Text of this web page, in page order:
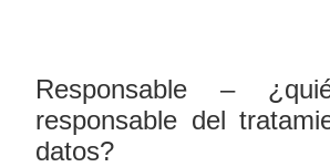
Responsable –
responsable del
datos?